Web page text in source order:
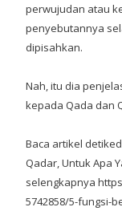
perwujudan atau
penyebutannya
dipisahkan.
Nah, itu dia
kepada Qada dan
Baca artikel
Qadar, Untuk Apa
selengkapnya
5742858/5-fungsi-